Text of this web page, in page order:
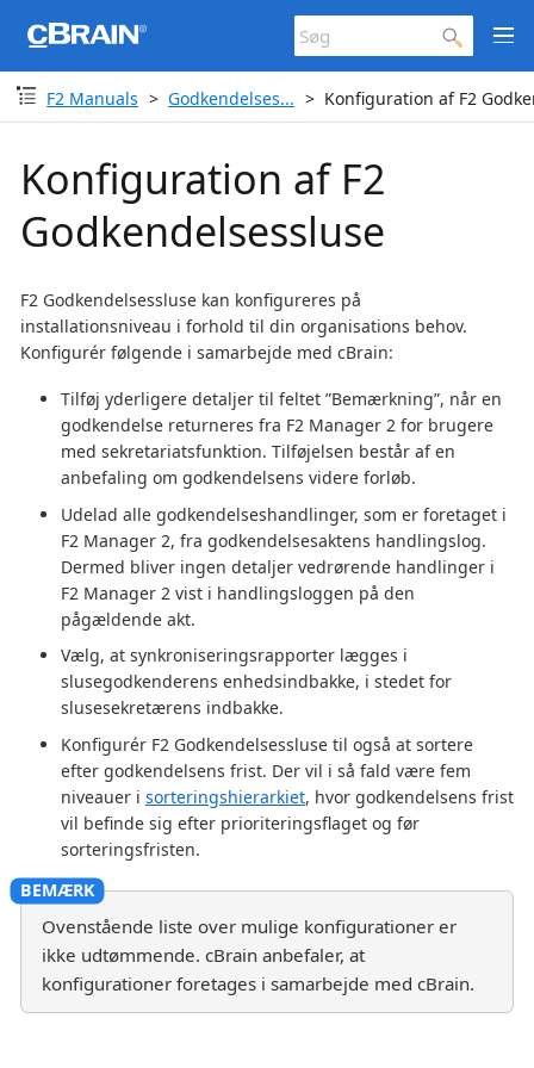
F2 Manuals Godkendelses... Konfiguration af F2
Konfiguration af F2
Godkendelsessluse
F2 Godkendelsessluse kan konfigureres på
installationsniveau i forhold til din organisations behov.
Konfigurér følgende i samarbejde med cBrain:
Tilføj yderligere detaljer til feltet ”Bemærkning”, når en
godkendelse returneres fra F2 Manager 2 for brugere
med sekretariatsfunktion. Tilføjelsen består af en
anbefaling om godkendelsens videre forløb.
Udelad alle godkendelseshandlinger, som er foretaget i
F2 Manager 2, fra godkendelsesaktens handlingslog.
Dermed bliver ingen detaljer vedrørende handlinger i
F2 Manager 2 vist i handlingsloggen på den
pågældende akt.
Vælg, at synkroniseringsrapporter lægges i
slusegodkenderens enhedsindbakke, i stedet for
slusesekretærens indbakke.
Konfigurér F2 Godkendelsessluse til også at sortere
efter godkendelsens frist. Der vil i så fald være fem
niveauer i sorteringshierarkiet, hvor godkendelsens frist
vil befinde sig efter prioriteringsflaget og før
sorteringsfristen.
Ovenstående liste over mulige konfigurationer er
ikke udtømmende. cBrain anbefaler, at
konfigurationer foretages i samarbejde med cBrain.